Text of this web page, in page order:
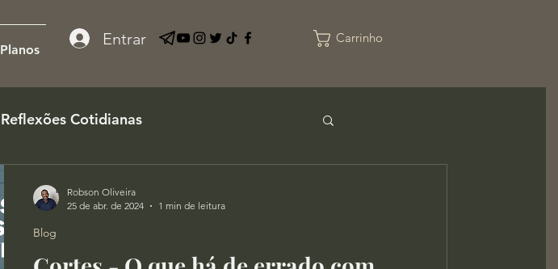
Planos
Entrar Carrinho
Reflexões Cotidianas
Blog
Robson Oliveira
25 de abr. de 2024
1 min de leitura